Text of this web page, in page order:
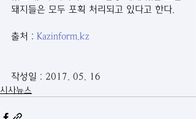
돼지들은 모두 포획 처리되고 있다고 한다.
출처 : Kazinform.kz
작성일 : 2017. 05. 16
시사뉴스